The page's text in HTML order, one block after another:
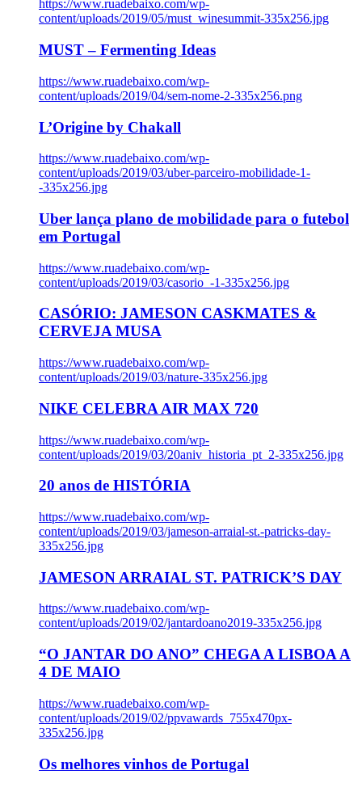
https://www.ruadebaixo.com/wp-
content/uploads/2019/05/must_winesummit-335x256.jpg
MUST – Fermenting Ideas
https://www.ruadebaixo.com/wp-
content/uploads/2019/04/sem-nome-2-335x256.png
L’Origine by Chakall
https://www.ruadebaixo.com/wp-
content/uploads/2019/03/uber-parceiro-mobilidade-1-
-335x256.jpg
Uber lança plano de mobilidade para o futebol
em Portugal
https://www.ruadebaixo.com/wp-
content/uploads/2019/03/casorio_-1-335x256.jpg
CASÓRIO: JAMESON CASKMATES &
CERVEJA MUSA
https://www.ruadebaixo.com/wp-
content/uploads/2019/03/nature-335x256.jpg
NIKE CELEBRA AIR MAX 720
https://www.ruadebaixo.com/wp-
content/uploads/2019/03/20aniv_historia_pt_2-335x256.jpg
20 anos de HISTÓRIA
https://www.ruadebaixo.com/wp-
content/uploads/2019/03/jameson-arraial-st.-patricks-day-
335x256.jpg
JAMESON ARRAIAL ST. PATRICK’S DAY
https://www.ruadebaixo.com/wp-
content/uploads/2019/02/jantardoano2019-335x256.jpg
“O JANTAR DO ANO” CHEGA A LISBOA A
4 DE MAIO
https://www.ruadebaixo.com/wp-
content/uploads/2019/02/ppvawards_755x470px-
335x256.jpg
Os melhores vinhos de Portugal